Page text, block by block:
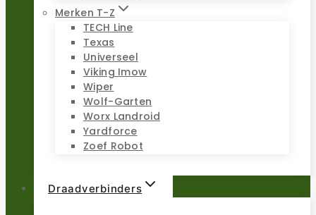
Merken T-Z
TECH Line
Texas
Universeel
Viking Imow
Wiper
Wolf-Garten
Worx Landroid
Yardforce
Zoef Robot
Draadverbinders